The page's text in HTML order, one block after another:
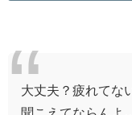
大丈夫？疲れてな
聞こえてならんよ